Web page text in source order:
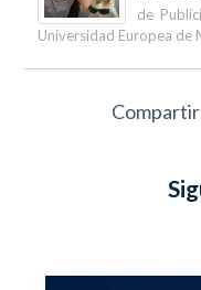
de
Universidad Europea de